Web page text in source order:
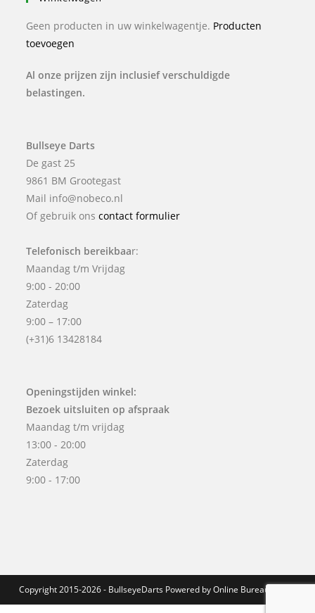
Geen producten in uw winkelwagentje. Producten
toevoegen
Al onze prijzen zijn inclusief verschuldigde
belastingen.
Bullseye Darts
De gast 25
9861 BM Grootegast
Mail info@nobeco.nl
Of gebruik onscontact formulier
Telefonisch bereikbaar:
Maandag t/m Vrijdag
9:00 - 20:00
Zaterdag
9:00 – 17:00
(+31)6 13428184
Openingstijden winkel:
Bezoek uitsluiten op afspraak
Maandag t/m vrijdag
13:00 - 20:00
Zaterdag
9:00 - 17:00
Copyright 2015-2026 - BullseyeDarts Powered byOnline Bureau Noord